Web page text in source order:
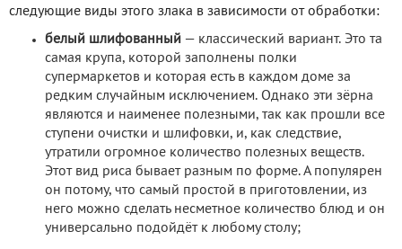
следующие виды этого злака в зависимости от обработки:
белый шлифованный — классический вариант. Это та
самая крупа, которой заполнены полки
супермаркетов и которая есть в каждом доме за
редким случайным исключением. Однако эти зёрна
являются и наименее полезными, так как прошли все
ступени очистки и шлифовки, и, как следствие,
утратили огромное количество полезных веществ.
Этот вид риса бывает разным по форме. А популярен
он потому, что самый простой в приготовлении, из
него можно сделать несметное количество блюд и он
универсально подойдёт к любому столу;